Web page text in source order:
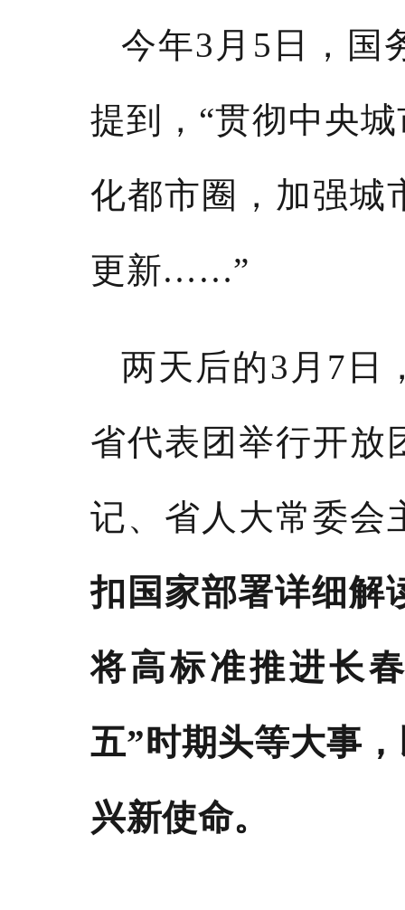
今年3月5日，国
提到， “贯彻中央
化都市圈，加强城
更新……”
两天后的3月7日
省代表团举行开放
记、省人大常委会
扣国家部署详细解
将高标准推进长
五”时期头等大事
兴新使命。